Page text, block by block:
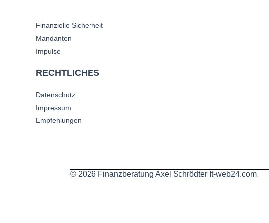
Finanzielle Sicherheit
Mandanten
Impulse
RECHTLICHES
Datenschutz
Impressum
Empfehlungen